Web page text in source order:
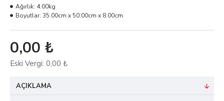
0,00 ₺
Eski Vergi: 0,00 ₺
Ağırlık: 4.00kg
Boyutlar: 35.00cm x 50.00cm x 8.00cm
AÇIKLAMA